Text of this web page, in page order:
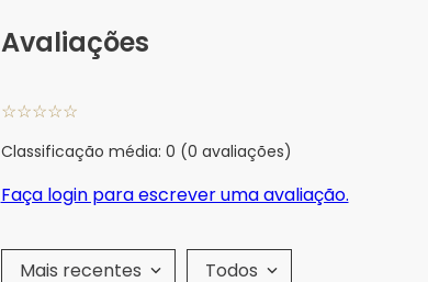
Avaliações
☆☆☆☆☆
Classificação média: 0 (0 avaliações)
Faça login para escrever uma avaliação.
Mais recentes Todos